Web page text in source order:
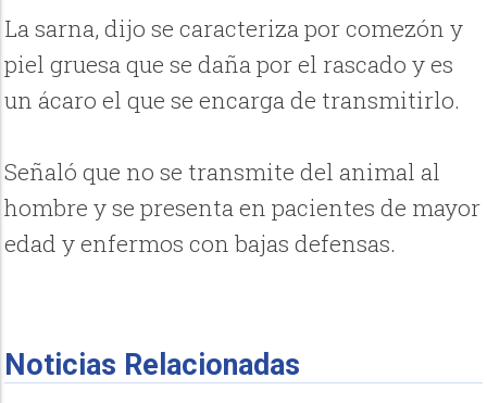
La sarna, dijo se caracteriza por comezón y
piel gruesa que se daña por el rascado y es
un ácaro el que se encarga de transmitirlo.
Señaló que no se transmite del animal al
hombre y se presenta en pacientes de mayor
edad y enfermos con bajas defensas.
Noticias Relacionadas